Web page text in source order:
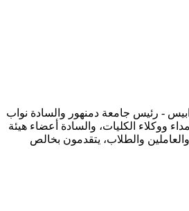
الأستاذ الدكتور / إلهامي ترابيس - رئيس جامعة دمنهور والسادة نواب
رئيس الجامعة، والسادة عمداء ووكلاء الكليات، والسادة أعضاء هيئة
التدريس والهيئة المعاونة، والعاملين والطلاب، يتقدمون بخالص